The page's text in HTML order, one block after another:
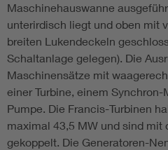
Maschinehauswanne
unterirdisch liegt und oben mit
breiten Lukendeckeln
Schaltanlage gelegen). Die
Maschinensätze mit
einer Turbine, einem
Pumpe. Die Francis-Turbinen
maximal 43,5 MW und sind mit
gekoppelt. Die Generatoren-